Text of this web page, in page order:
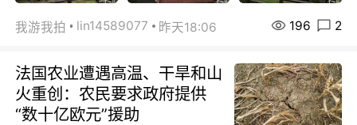
我游我拍 lin14589077 昨天18:06 196 2
法国农业遭遇高温、干旱和山
火重创：农民要求政府提供
“数十亿欧元”援助